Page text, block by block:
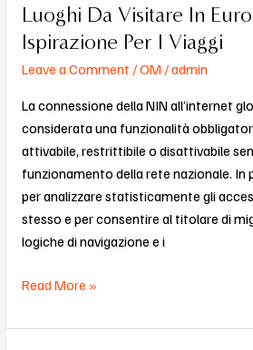
Luoghi Da Visitare In
Ispirazione Per I Viaggi
Leave a Comment /OM/admin
La connessione della NIN all’internet
considerata una funzionalità
attivabile, restrittibile o disattivabile
funzionamento della rete nazionale. In
per analizzare statisticamente gli
stesso e per consentire al titolare di
logiche di navigazione e i
Luoghi
Da
Visitare
In
Europa
E
Non
Solo
Ispirazione
Per
I
Read More »